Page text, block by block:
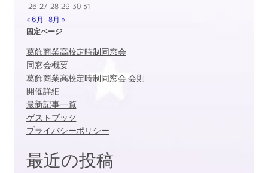
26 27 28 29 30 31
« 6月
8月 »
固定ページ
葛飾商業高校定時制同窓会
同窓会概要
葛飾商業高校定時制同窓会 会則
開催詳細
最新記事一覧
ゲストブック
プライバシーポリシー
最近の投稿